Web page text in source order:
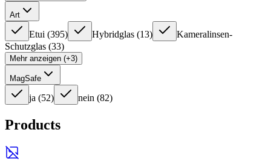
Art
Etui (395) Hybridglas (13)
Kameralinsen-
Schutzglas (33)
Mehr anzeigen (+3)
MagSafe
ja (52) nein (82)
Products